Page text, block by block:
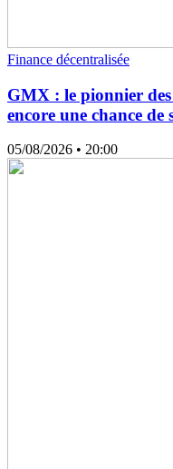
Finance décentralisée
GMX : le pionnier
encore une chance de
05/08/2026 • 20:00